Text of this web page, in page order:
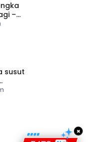
–
susut
×